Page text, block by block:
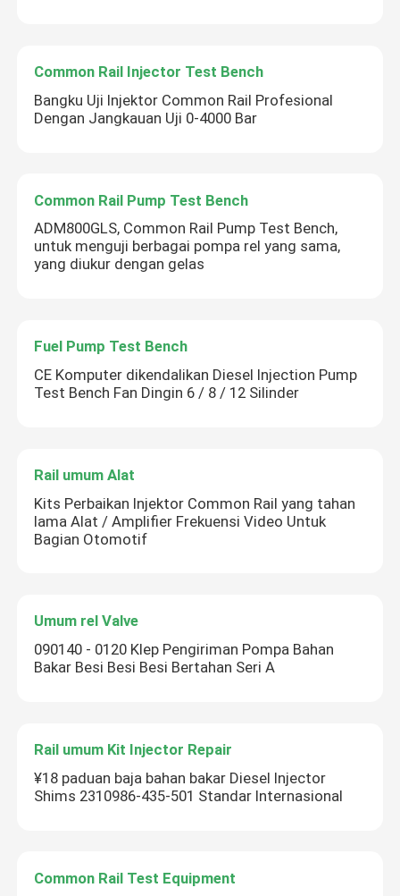
Common Rail Injector Test Bench
Bangku Uji Injektor Common Rail Profesional
Dengan Jangkauan Uji 0-4000 Bar
Common Rail Pump Test Bench
ADM800GLS, Common Rail Pump Test Bench,
untuk menguji berbagai pompa rel yang sama,
yang diukur dengan gelas
Fuel Pump Test Bench
CE Komputer dikendalikan Diesel Injection Pump
Test Bench Fan Dingin 6 / 8 / 12 Silinder
Rail umum Alat
Kits Perbaikan Injektor Common Rail yang tahan
lama Alat / Amplifier Frekuensi Video Untuk
Bagian Otomotif
Umum rel Valve
090140 - 0120 Klep Pengiriman Pompa Bahan
Bakar Besi Besi Besi Bertahan Seri A
Rail umum Kit Injector Repair
¥18 paduan baja bahan bakar Diesel Injector
Shims 2310986-435-501 Standar Internasional
Common Rail Test Equipment